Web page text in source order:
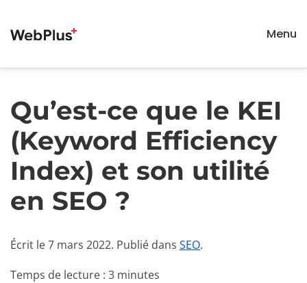
Passer au contenu principal Menu
Qu’est-ce que le KEI
(Keyword Efficiency
Index) et son utilité
en SEO ?
Écrit le7 mars 2022. Publié dans SEO.
Temps de lecture : 3 minutes